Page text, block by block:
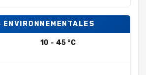
ENVIRONNEMENTALES
10 - 45 °C